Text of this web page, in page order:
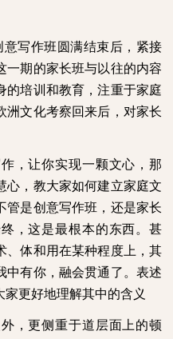
意写作班圆满结束后，紧接
一期的家长班与以往的内容
的培训和教育，注重于家庭
洲文化考察回来后，对家长
，让你实现一颗文心，那
心，教大家如何建立家庭文
管是创意写作班，还是家长
，这是最根本的东西。甚
、体和用在某种程度上，其
中有你，融会贯通了。表述
家更好地理解其中的含义
，更侧重于道层面上的顿